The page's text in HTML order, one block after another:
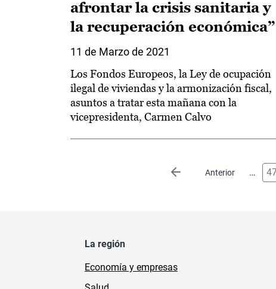
afrontar la crisis sanitaria y
la recuperación económica”
11 de Marzo de 2021
Los Fondos Europeos, la Ley de ocupación
ilegal de viviendas y la armonización fiscal,
asuntos a tratar esta mañana con la
vicepresidenta, Carmen Calvo
Anterior
Página anterior …
La región
Economía y empresas